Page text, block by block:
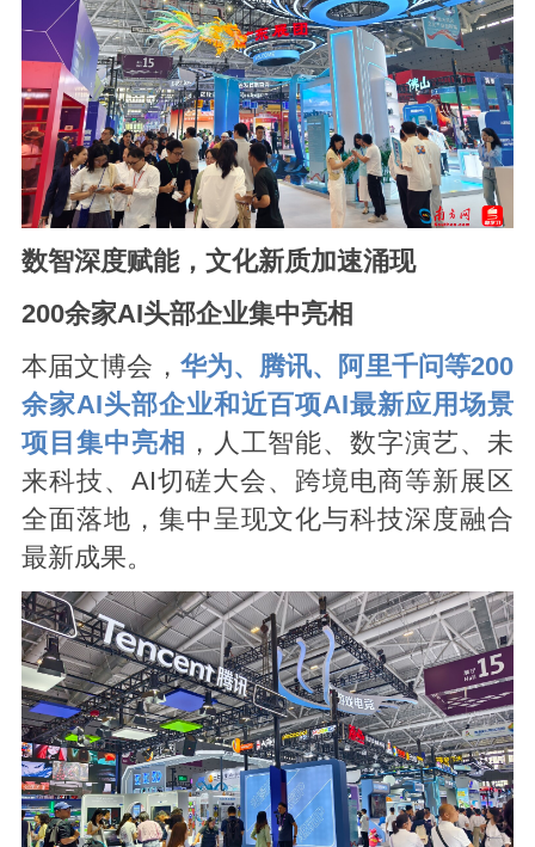
数智深度赋能，文化新质加速涌现
200余家AI头部企业集中亮相
本届文博会， 华为、腾讯、阿里千问等200
余家AI头部企业和近百项AI最新应用场景
项目集中亮相 ，人工智能、数字演艺、未
来科技、AI切磋大会、跨境电商等新展区
全面落地，集中呈现文化与科技深度融合
最新成果。